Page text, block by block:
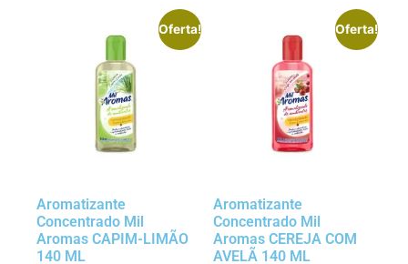
Oferta!
Aromatizante
Concentrado Mil
Aromas CAPIM-LIMÃO
140 ML
Oferta!
Aromatizante
Concentrado Mil
Aromas CEREJA COM
AVELÃ 140 ML